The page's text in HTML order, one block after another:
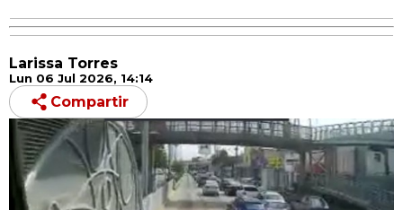
Larissa Torres
Lun 06 Jul 2026, 14:14
Compartir